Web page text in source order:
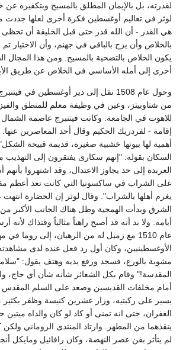
لقدرته، بل بالإيمان المطلق بالمسيح وبتكفيره عن
لوثر في تعاليم أوغسطين فكرة أخرى لعلها
هي القدر - أن الله قدر حتى قبل الخليقة أن تحظى
بالخلاص وأن يزج بالباقي في جهنم، وأن الاختيار تم
يكون الخلاص بالتضحية بالمسيح. ومن هذا المجال
أخرى إلى أمله الأساسي في الخلاص عن طريق
وحول عام 1508 نقل إلى دير أوغسطين في
من شتاوبيتز، وعين في وظيفة معلم للمنطق
للاهوت في الجامعة. وكانت فيتنبرج عاصمة
إقامة - لفردريك الحكيم وقال أحد المعاصرين عنها:
أهمية لها بيوتها خشبية صغيرة، قديمة قبيحة
السكان بقوله: "إنهم سكارى يفتقرون إلى
العربدة إلى حد يجاوز الاعتدال، وقد اشتهروا بأنهم
على الشراب في ساكسونيا التي كانت تعد أعظم
يغرم أهلها بالشراب". وقال لوثر إن الحضارة
الشرق وبدأت الهمجية وظل هناك الجانب الأكبر من
أيامه. ولا بد أنه قد أصبح راهباً مثالياً وقتذاك
عام 1510 مع زميل له من الرهبان، إلى روما
الأوغسطينيين، وكان أول رد فعل عنده لدى مشاهدته
مشوبة بالورع، فسجد ورفع يديه وهتف يقول:
المقدسة!" وقام بكل الشعائر شأنه شأن أي حاج،
يسير على ركبتيه، وزار عشرين كنيسة وظفر
الغفران، حتى انه تمنى أو كاد لو كان والداه
ينقذهما من المطهر. وارتاد المنتدى الروماني
لم يتأثر بفن عصر النهضة، وكان رافائيل ومايكل